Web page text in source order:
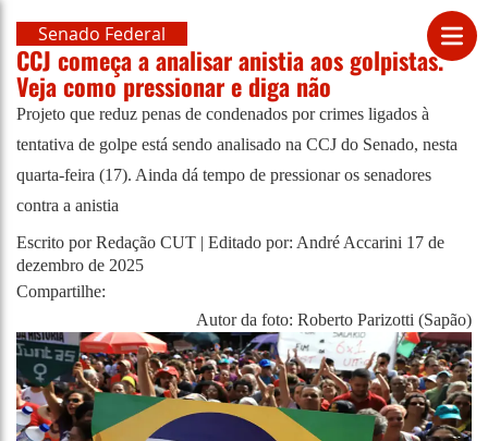
Senado Federal
CCJ começa a analisar anistia aos golpistas.
Veja como pressionar e diga não
Projeto que reduz penas de condenados por crimes ligados à
tentativa de golpe está sendo analisado na CCJ do Senado, nesta
quarta-feira (17). Ainda dá tempo de pressionar os senadores
contra a anistia
Escrito por Redação CUT | Editado por: André Accarini 17 de
dezembro de 2025
Compartilhe:
Autor da foto: Roberto Parizotti (Sapão)